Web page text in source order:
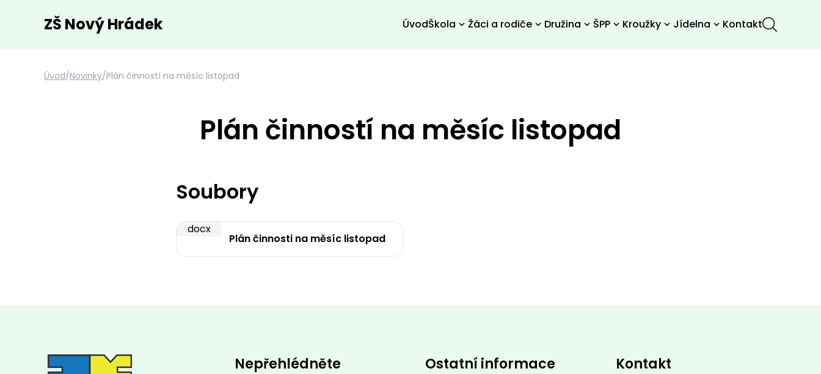
ZŠ Nový Hrádek ÚvodŠkola Žáci a rodiče Družina ŠPP Kroužky Jídelna Kontakt
Úvod/Novinky/Plán činností na měsíc listopad
Plán činností na měsíc listopad
Soubory
docx
Plán činnosti na měsíc listopad
Nepřehlédněte Ostatní informace Kontakt